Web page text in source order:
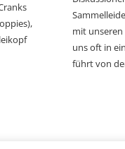
mit
uns oft in
führt von